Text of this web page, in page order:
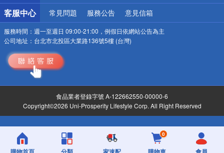
客服中心 常見問題 服務公告 意見信箱
服務時間： 週一至週日 09:00-21:00，例假日依網站公告為主
公司地址： 台北市北投區大業路136號5樓 (台灣)
食品業者登錄字號 A-122662550-00000-6
Copyright©2026 Uni-Prosperity Lifestyle Corp. All Right Reserved
0